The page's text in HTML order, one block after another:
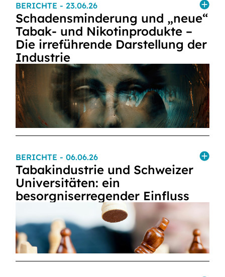
BERICHTE - 23.06.26
Schadensminderung und „neue“
Tabak- und Nikotinprodukte –
Die irreführende Darstellung der
Industrie
BERICHTE - 06.06.26
Tabakindustrie und Schweizer
Universitäten: ein
besorgniserregender Einfluss